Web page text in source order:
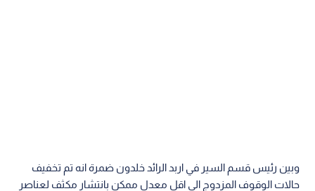
وبين رئيس قسم السير في اربد الرائد خلدون ضمرة انه تم تخفيف
حالات الوقوف المزدوج الى اقل معدل ممكن بانتشار مكثف لعناصر